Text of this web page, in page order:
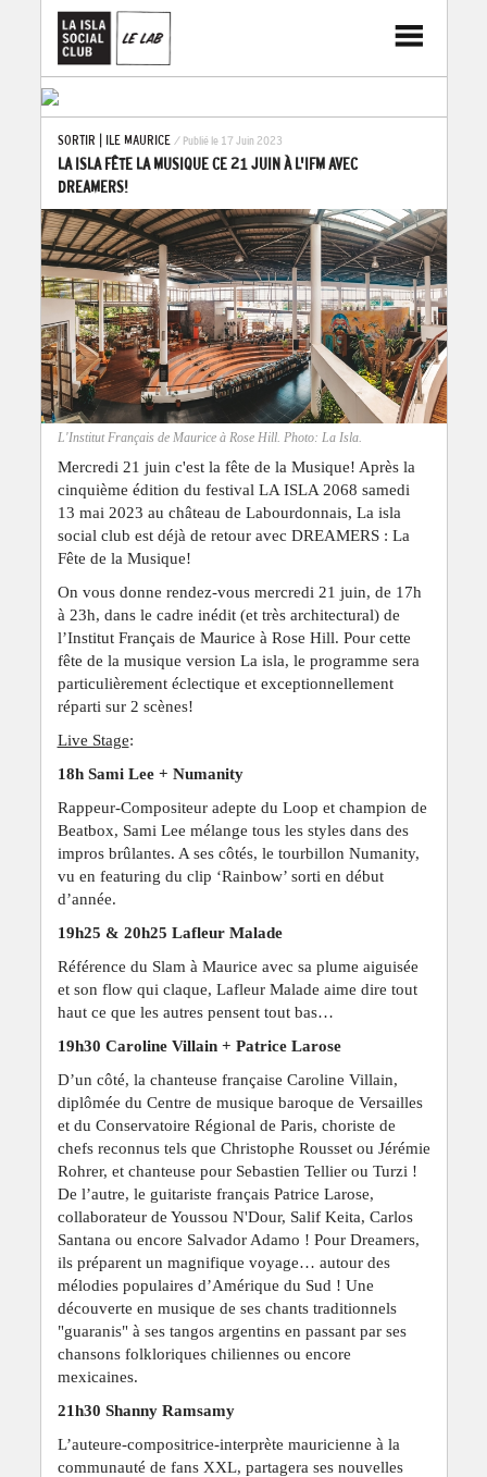
SORTIR ILE MAURICE / Publié le 17 Juin 2023
LA ISLA FÊTE LA MUSIQUE CE 21 JUIN À L'IFM AVEC
DREAMERS!
L'Institut Français de Maurice à Rose Hill. Photo: La Isla.
Mercredi 21 juin c'est la fête de la Musique! Après la
cinquième édition du festival LA ISLA 2068 samedi
13 mai 2023 au château de Labourdonnais, La isla
social club est déjà de retour avec DREAMERS : La
Fête de la Musique!
On vous donne rendez-vous mercredi 21 juin, de 17h
à 23h, dans le cadre inédit (et très architectural) de
l’Institut Français de Maurice à Rose Hill. Pour cette
fête de la musique version La isla, le programme sera
particulièrement éclectique et exceptionnellement
réparti sur 2 scènes!
Live Stage:
18h Sami Lee + Numanity
Rappeur-Compositeur adepte du Loop et champion de
Beatbox, Sami Lee mélange tous les styles dans des
impros brûlantes. A ses côtés, le tourbillon Numanity,
vu en featuring du clip ‘Rainbow’ sorti en début
d’année.
19h25 & 20h25 Lafleur Malade
Référence du Slam à Maurice avec sa plume aiguisée
et son flow qui claque, Lafleur Malade aime dire tout
haut ce que les autres pensent tout bas…
19h30 Caroline Villain + Patrice Larose
D’un côté, la chanteuse française Caroline Villain,
diplômée du Centre de musique baroque de Versailles
et du Conservatoire Régional de Paris, choriste de
chefs reconnus tels que Christophe Rousset ou Jérémie
Rohrer, et chanteuse pour Sebastien Tellier ou Turzi !
De l’autre, le guitariste français Patrice Larose,
collaborateur de Youssou N'Dour, Salif Keita, Carlos
Santana ou encore Salvador Adamo ! Pour Dreamers,
ils préparent un magnifique voyage… autour des
mélodies populaires d’Amérique du Sud ! Une
découverte en musique de ses chants traditionnels
"guaranis" à ses tangos argentins en passant par ses
chansons folkloriques chiliennes ou encore
mexicaines.
21h30 Shanny Ramsamy
L’auteure-compositrice-interprète mauricienne à la
communauté de fans XXL, partagera ses nouvelles